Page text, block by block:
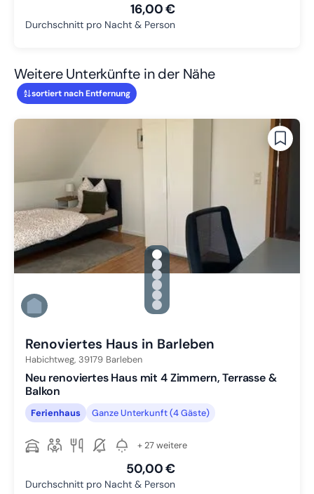
16,00 €
Durchschnitt pro Nacht & Person
Weitere Unterkünfte in der Nähe
sortiert nach Entfernung
gallery.slide_selector
Zu Slide 1 wechseln
Zu Slide 2 wechseln
Zu Slide 3 wechseln
Zu Slide 4 wechseln
Zu Slide 5 wechseln
Zu Slide 6 wechseln
Renoviertes Haus in Barleben
Habichtweg, 39179 Barleben
Neu renoviertes Haus mit 4 Zimmern, Terrasse &
Balkon
Ferienhaus Ganze Unterkunft (4 Gäste)
+ 27 weitere
50,00 €
Durchschnitt pro Nacht & Person